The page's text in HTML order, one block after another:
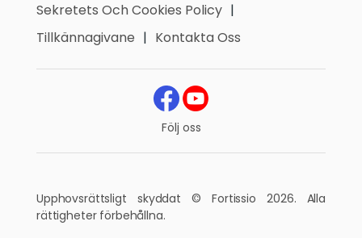
Sekretets Och Cookies Policy
Tillkännagivane
Kontakta Oss
Följ oss
Upphovsrättsligt skyddat © Fortissio 2026. Alla
rättigheter förbehållna.